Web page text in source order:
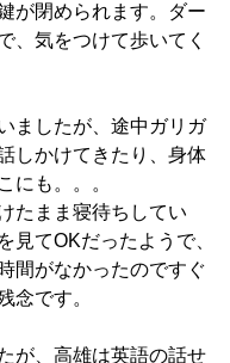
が閉められます。ダー
、気をつけて歩いてく
ましたが、途中ガリガ
しかけてきたり、身体
にも。。。
たまま寝待ちしてい
見てOKだったようで、
間がなかったのですぐ
念です。
が、高雄は英語の話せ